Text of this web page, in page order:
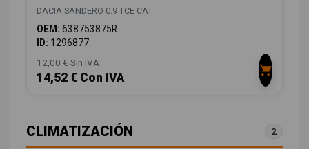
DACIA SANDERO 0.9 TCE CAT
OEM: 638753875R
ID: 1296877
12,00 € Sin IVA
14,52 € Con IVA
CLIMATIZACIÓN 2